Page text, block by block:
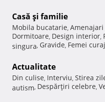
Casă şi familie
Mobila bucatarie,
Dormitoare, Design interior,
singura, Gravide, Femei
Actualitate
Din culise, Interviu, Stirea
autism, Despărţiri celebre,